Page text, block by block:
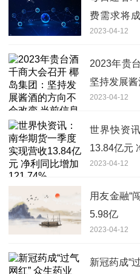
费需求将
点
2023-04-12
2023年贵
坚持发展
2023-04-12
世界快资
13.84亿元
2023-04-12
用友金融“
5.98亿
2023-04-12
新冠药成“